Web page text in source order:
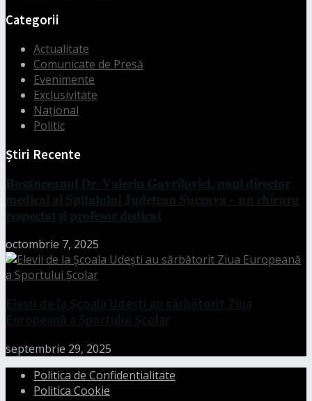
Categorii
Actualitate
Comunicate de Presă
Evenimente
Exclusivitate
Național
Politic
Știri Recente
octombrie 7, 2025
septembrie 29, 2025
Politica de Confidentialitate
Politica Cookie